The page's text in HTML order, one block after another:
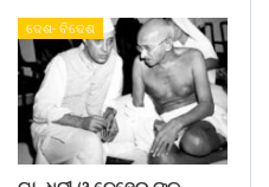
ଦେଶ- ବିଦେଶ